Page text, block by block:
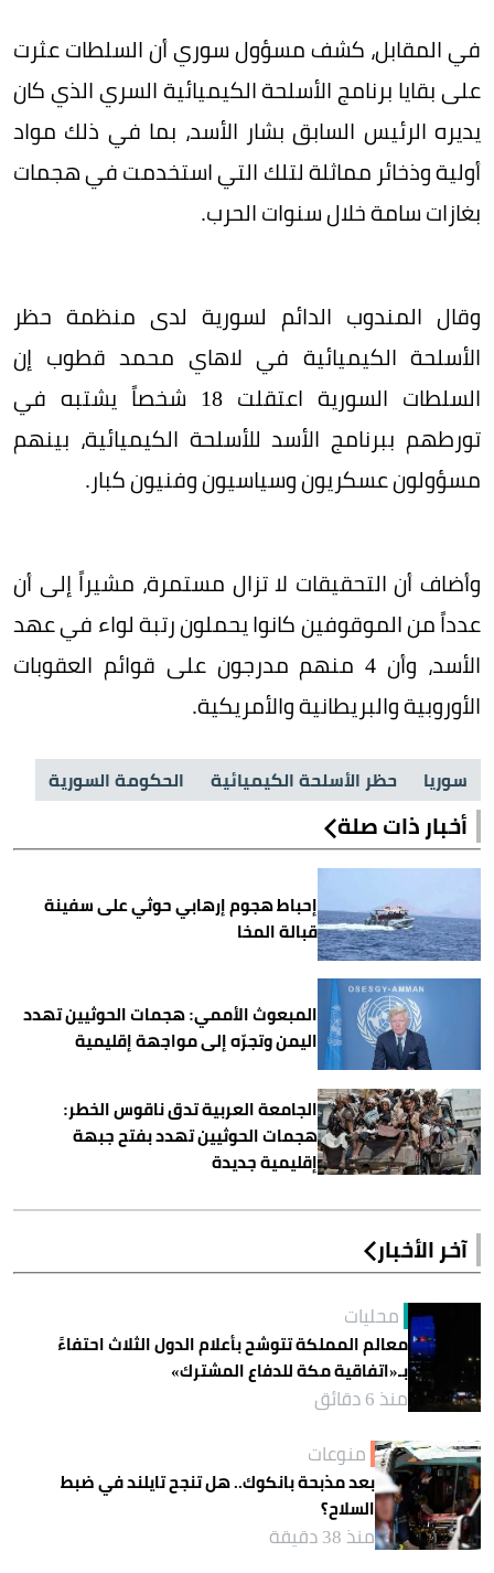
في المقابل، كشف مسؤول سوري أن السلطات عثرت
على بقايا برنامج الأسلحة الكيميائية السري الذي كان
يديره الرئيس السابق بشار الأسد، بما في ذلك مواد
أولية وذخائر مماثلة لتلك التي استخدمت في هجمات
بغازات سامة خلال سنوات الحرب.
وقال المندوب الدائم لسورية لدى منظمة حظر
الأسلحة الكيميائية في لاهاي محمد قطوب إن
السلطات السورية اعتقلت 18 شخصاً يشتبه في
تورطهم ببرنامج الأسد للأسلحة الكيميائية، بينهم
مسؤولون عسكريون وسياسيون وفنيون كبار.
وأضاف أن التحقيقات لا تزال مستمرة، مشيراً إلى أن
عدداً من الموقوفين كانوا يحملون رتبة لواء في عهد
الأسد، وأن 4 منهم مدرجون على قوائم العقوبات
الأوروبية والبريطانية والأمريكية.
سوريا حظر الأسلحة الكيميائية الحكومة السورية
أخبار ذات صلة
إحباط هجوم إرهابي حوثي على سفينة
قبالة المخا
المبعوث الأممي: هجمات الحوثيين تهدد
اليمن وتجرّه إلى مواجهة إقليمية
الجامعة العربية تدق ناقوس الخطر:
هجمات الحوثيين تهدد بفتح جبهة
إقليمية جديدة
آخر الأخبار
محليات
معالم المملكة تتوشح بأعلام الدول الثلاث احتفاءً
بـ«اتفاقية مكة للدفاع المشترك»
منذ 6 دقائق
منوعات
بعد مذبحة بانكوك.. هل تنجح تايلند في ضبط
السلاح؟
منذ 38 دقيقة